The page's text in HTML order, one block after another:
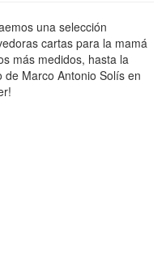
una selección
cartas para la mamá
más medidos, hasta la
Marco Antonio Solís en